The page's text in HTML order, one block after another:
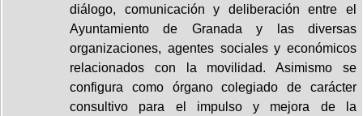
diálogo, comunicación y deliberación entre el
Ayuntamiento de Granada y las diversas
organizaciones, agentes sociales y económicos
relacionados con la movilidad. Asimismo se
configura como órgano colegiado de carácter
consultivo para el impulso y mejora de la